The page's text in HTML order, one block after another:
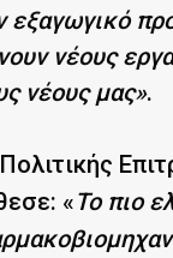
εξαγωγικό
νέους
νέους μας».
«Το πιο